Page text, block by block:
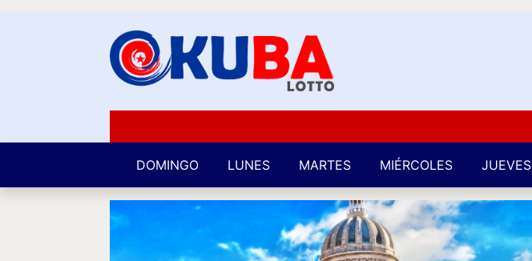
DOMINGO LUNES MARTES MIÉRCOLES JUEVES